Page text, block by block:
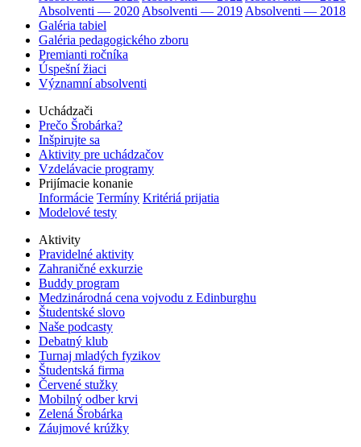
Absolventi — 2020 Absolventi — 2019 Absolventi — 2018
Galéria tabiel
Galéria pedagogického zboru
Premianti ročníka
Úspešní žiaci
Významní absolventi
Uchádzači
Prečo Šrobárka?
Inšpirujte sa
Aktivity pre uchádzačov
Vzdelávacie programy
Prijímacie konanie
Informácie Termíny Kritériá prijatia
Modelové testy
Aktivity
Pravidelné aktivity
Zahraničné exkurzie
Buddy program
Medzinárodná cena vojvodu z Edinburghu
Študentské slovo
Naše podcasty
Debatný klub
Turnaj mladých fyzikov
Študentská firma
Červené stužky
Mobilný odber krvi
Zelená Šrobárka
Záujmové krúžky